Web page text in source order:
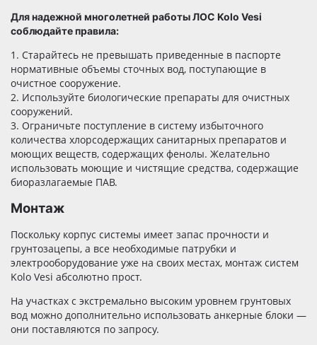
Для надежной многолетней работы ЛОС Kolo Vesi
соблюдайте правила:
1. Старайтесь не превышать приведенные в паспорте
нормативные объемы сточных вод, поступающие в
очистное сооружение.
2. Используйте биологические препараты для очистных
сооружений.
3. Ограничьте поступление в систему избыточного
количества хлорсодержащих санитарных препаратов и
моющих веществ, содержащих фенолы. Желательно
использовать моющие и чистящие средства, содержащие
биоразлагаемые ПАВ.
Монтаж
Поскольку корпус системы имеет запас прочности и
грунтозацепы, а все необходимые патрубки и
электрооборудование уже на своих местах, монтаж систем
Kolo Vesi абсолютно прост.
На участках с экстремально высоким уровнем грунтовых
вод можно дополнительно использовать анкерные блоки —
они поставляются по запросу.